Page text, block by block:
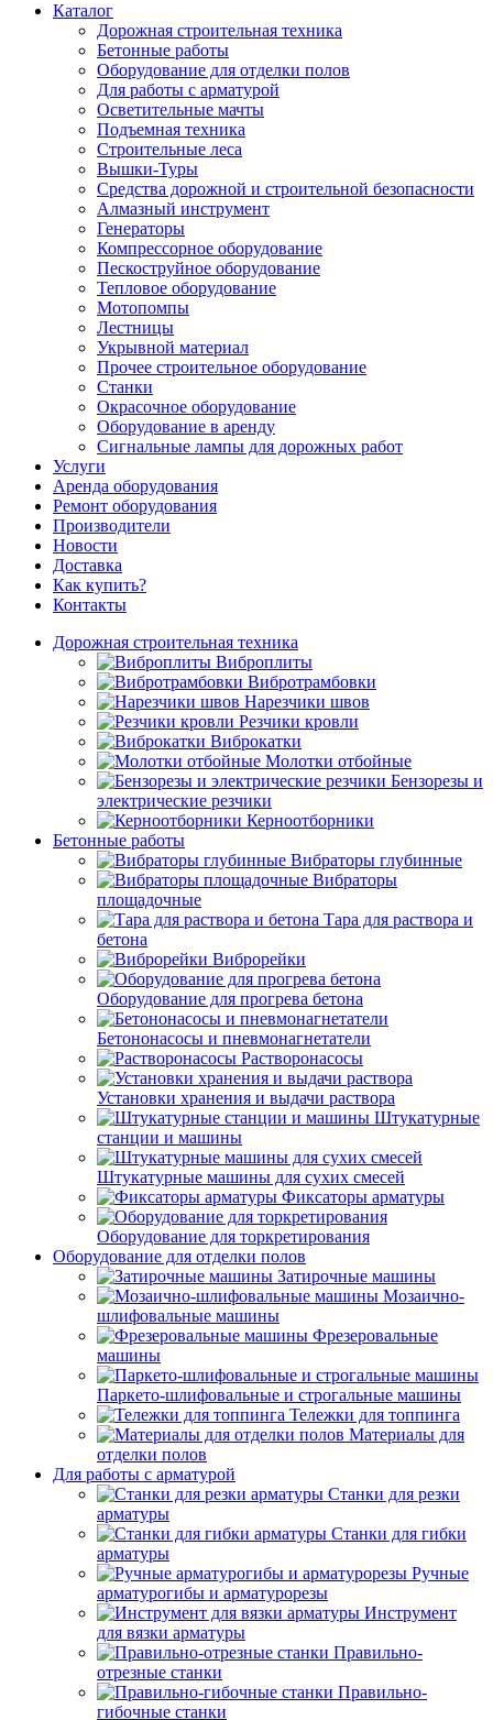
Каталог
Дорожная строительная техника
Бетонные работы
Оборудование для отделки полов
Для работы с арматурой
Осветительные мачты
Подъемная техника
Строительные леса
Вышки-Туры
Средства дорожной и строительной безопасности
Алмазный инструмент
Генераторы
Компрессорное оборудование
Пескоструйное оборудование
Тепловое оборудование
Мотопомпы
Лестницы
Укрывной материал
Прочее строительное оборудование
Станки
Окрасочное оборудование
Оборудование в аренду
Сигнальные лампы для дорожных работ
Услуги
Аренда оборудования
Ремонт оборудования
Производители
Новости
Доставка
Как купить?
Контакты
Дорожная строительная техника
Виброплиты
Вибротрамбовки
Нарезчики швов
Резчики кровли
Виброкатки
Молотки отбойные
Бензорезы и
электрические резчики
Керноотборники
Бетонные работы
Вибраторы глубинные
Вибраторы
площадочные
Тара для раствора и
бетона
Виброрейки
Оборудование для прогрева бетона
Бетононасосы и пневмонагнетатели
Растворонасосы
Установки хранения и выдачи раствора
Штукатурные
станции и машины
Штукатурные машины для сухих смесей
Фиксаторы арматуры
Оборудование для торкретирования
Оборудование для отделки полов
Затирочные машины
Мозаично-
шлифовальные машины
Фрезеровальные
машины
Паркето-шлифовальные и строгальные машины
Тележки для топпинга
Материалы для
отделки полов
Для работы с арматурой
Станки для резки
арматуры
Станки для гибки
арматуры
Ручные
арматурогибы и арматурорезы
Инструмент
для вязки арматуры
Правильно-
отрезные станки
Правильно-
гибочные станки